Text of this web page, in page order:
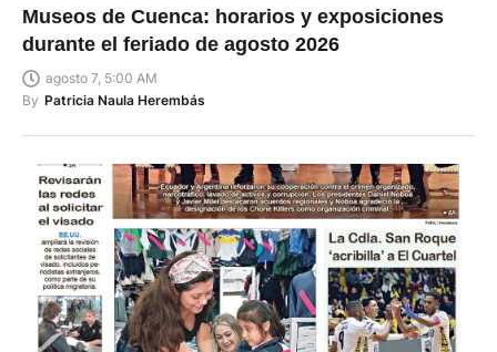
Museos de Cuenca: horarios y exposiciones
durante el feriado de agosto 2026
agosto 7, 5:00 AM
By Patricia Naula Herembás